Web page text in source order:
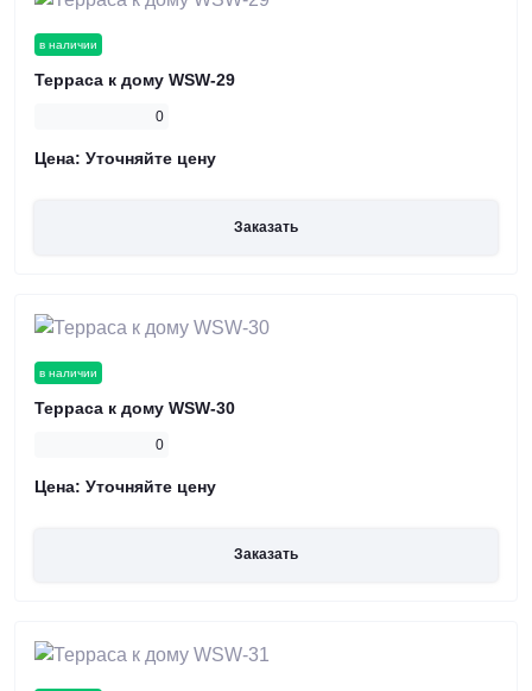
в наличии
Терраса к дому WSW-29
0
Цена: Уточняйте цену
Заказать
в наличии
Терраса к дому WSW-30
0
Цена: Уточняйте цену
Заказать